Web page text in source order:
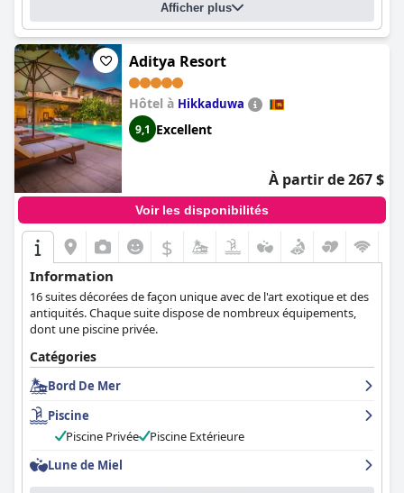
Afficher plus
Aditya Resort
Hôtel à Hikkaduwa
9,1 Excellent
À partir de 267 $
Voir les disponibilités
$
Information
16 suites décorées de façon unique avec de l'art exotique et des
antiquités. Chaque suite dispose de nombreux équipements,
dont une piscine privée.
Catégories
Bord De Mer
Piscine
Piscine Privée
Piscine Extérieure
Lune de Miel